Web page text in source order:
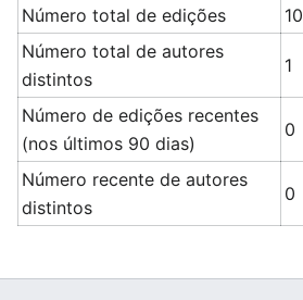
Número total de edições
10
Número total de autores
distintos
1
Número de edições recentes
(nos últimos 90 dias)
0
Número recente de autores
distintos
0